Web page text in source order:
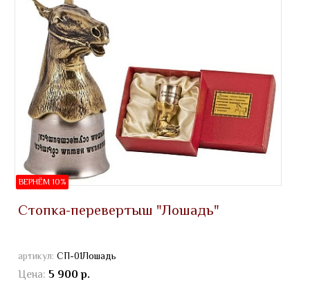
ВЕРНЁМ 10%
Стопка-перевертыш "Лошадь"
артикул: СП-01Лошадь
Цена: 5 900 р.